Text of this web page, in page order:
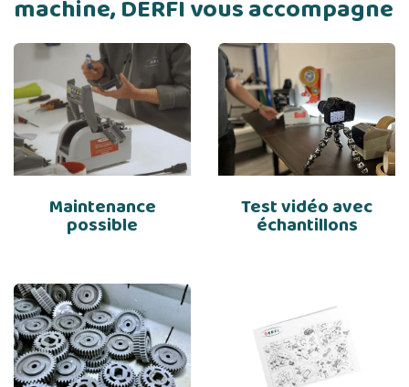
machine, DERFI vous accompagne
Maintenance
possible
Test vidéo avec
échantillons